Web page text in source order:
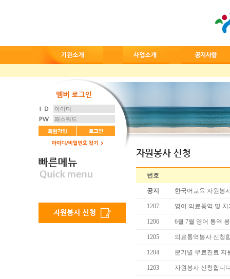
번호
공지 한국어교육 자원봉
1207 영어 의료통역 및
1206 6월 7월 영어 통역
1205 의료통역봉사 신청
1204 분기별 무료진료 지
1203 자원봉사 신청합니